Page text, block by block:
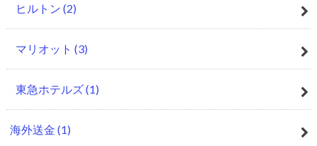
ヒルトン (2)
マリオット (3)
東急ホテルズ(1)
海外送金 (1)